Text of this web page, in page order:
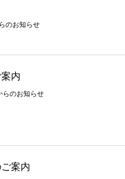
のお知らせ
内
らのお知らせ
案内